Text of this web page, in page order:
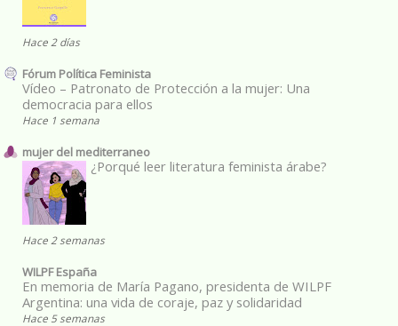
Hace 2 días
Fórum Política Feminista
Vídeo – Patronato de Protección a la mujer: Una
democracia para ellos
Hace 1 semana
mujer del mediterraneo
¿Porqué leer literatura feminista árabe?
Hace 2 semanas
WILPF España
En memoria de María Pagano, presidenta de WILPF
Argentina: una vida de coraje, paz y solidaridad
Hace 5 semanas